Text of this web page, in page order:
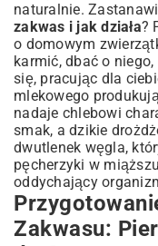
Podsumowanie:
Domowego Chleba
naturalnie.
zakwas i jak działa?
o domowym
karmić, dbać o
się, pracując dla
mlekowego
nadaje chlebowi
smak, a dzikie
dwutlenek węgla,
pęcherzyki w
oddychający
Zakwasu: